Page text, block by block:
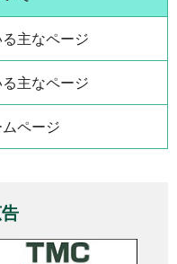
主なページ
主なページ
ページ